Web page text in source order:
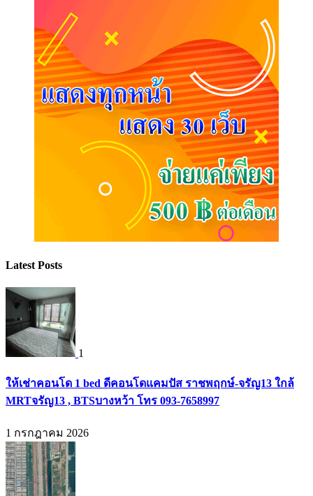
Latest Posts
1
ให้เช่าคอนโด 1 bed ดีคอนโดแคมปัส ราชพฤกษ์-จรัญ13 ใกล้
MRTจรัญ13 , BTSบางหว้า โทร 093-7658997
1 กรกฎาคม 2026